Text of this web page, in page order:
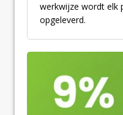
werkwijze wordt elk
opgeleverd.